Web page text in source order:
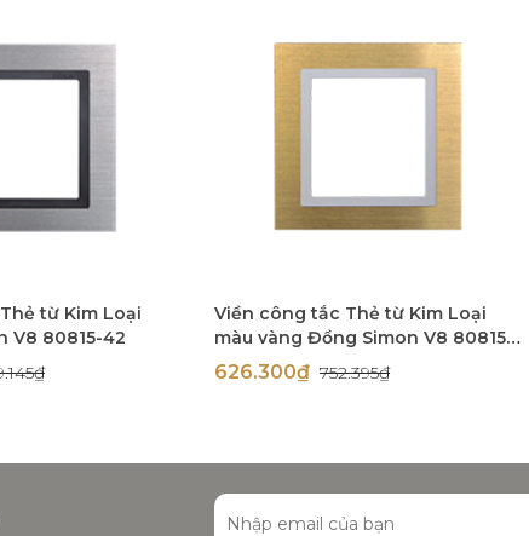
từ Kim Loại
V8 80815-42
Viền công tắc Thẻ từ Kim Loại
màu vàng Đồng Simon V8 80815-
48
626.300₫ 752.395₫